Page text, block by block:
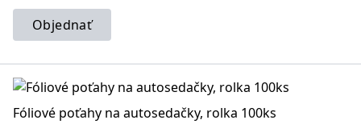
Objednať
Fóliové poťahy na autosedačky, rolka 100ks